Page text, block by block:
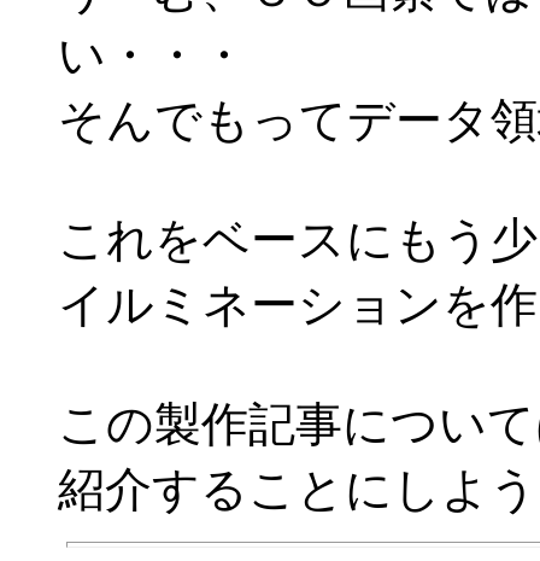
い・・・
そんでもってデータ
これをベースにもう
イルミネーションを
この製作記事につい
紹介することにしよ